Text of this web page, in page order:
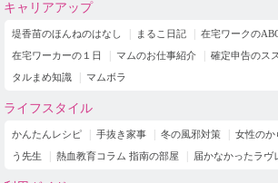
キャリアアップ
堤香苗のほんねのはなし まるこ日記 在宅ワークの
在宅ワーカーの１日
マムのお仕事紹介 確定申告のス
タルまめ知識
マムボラ
ライフスタイル
かんたんレシピ 手抜き家事 冬の風邪対策 女性のか
う先生
熱血教育コラム 指南の部屋 届かなかったラヴ